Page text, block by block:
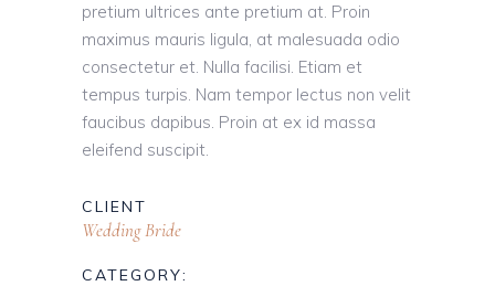
pretium ultrices ante pretium at. Proin
maximus mauris ligula, at malesuada odio
consectetur et. Nulla facilisi. Etiam et
tempus turpis. Nam tempor lectus non velit
faucibus dapibus. Proin at ex id massa
eleifend suscipit.
CLIENT
Wedding Bride
CATEGORY: